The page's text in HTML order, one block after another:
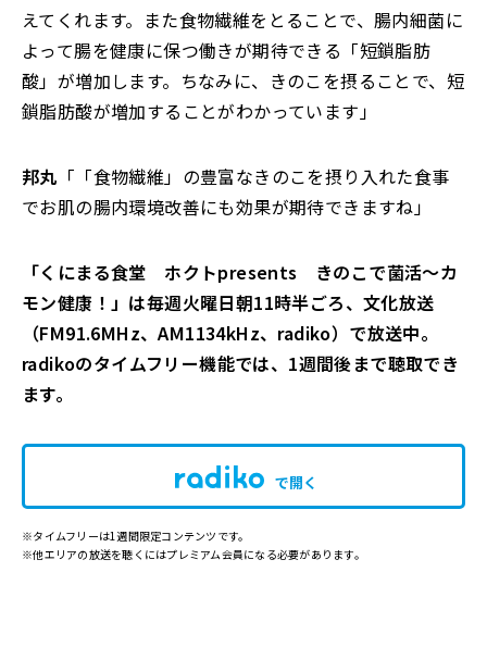
えてくれます。また食物繊維をとることで、腸内細菌に
よって腸を健康に保つ働きが期待できる「短鎖脂肪
酸」が増加します。ちなみに、きのこを摂ることで、短
鎖脂肪酸が増加することがわかっています」
邦丸 「「食物繊維」の豊富なきのこを摂り入れた食事
でお肌の腸内環境改善にも効果が期待できますね」
「くにまる食堂 ホクトpresents きのこで菌活～カ
モン健康！」は毎週火曜日朝11時半ごろ、文化放送
（FM91.6MHz、AM1134kHz、radiko）で放送中。
radikoのタイムフリー機能では、1週間後まで聴取でき
ます。
で開く
※タイムフリーは1週間限定コンテンツです。
※他エリアの放送を聴くにはプレミアム会員になる必要があります。